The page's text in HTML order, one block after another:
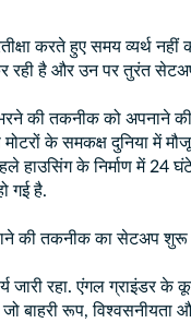
करते हुए समय व्यर्थ
रही है और उन पर तुरंत
की तकनीक को अपनाने
के समकक्ष दुनिया में
हाउसिंग के निर्माण में
गई है.
की तकनीक का सेटअप शुरू
जारी रहा. एंगल ग्राइंडर
जो बाहरी रूप,